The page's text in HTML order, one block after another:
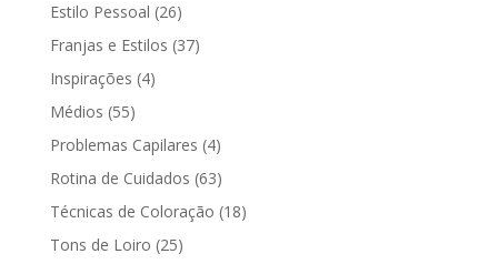
Estilo Pessoal (26)
Franjas e Estilos (37)
Inspirações (4)
Médios (55)
Problemas Capilares (4)
Rotina de Cuidados (63)
Técnicas de Coloração (18)
Tons de Loiro (25)